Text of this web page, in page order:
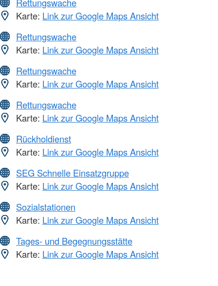
Rettungswache
Karte: Link zur Google Maps Ansicht
Rettungswache
Karte: Link zur Google Maps Ansicht
Rettungswache
Karte: Link zur Google Maps Ansicht
Rettungswache
Karte: Link zur Google Maps Ansicht
Rückholdienst
Karte: Link zur Google Maps Ansicht
SEG Schnelle Einsatzgruppe
Karte: Link zur Google Maps Ansicht
Sozialstationen
Karte: Link zur Google Maps Ansicht
Tages- und Begegnungsstätte
Karte: Link zur Google Maps Ansicht